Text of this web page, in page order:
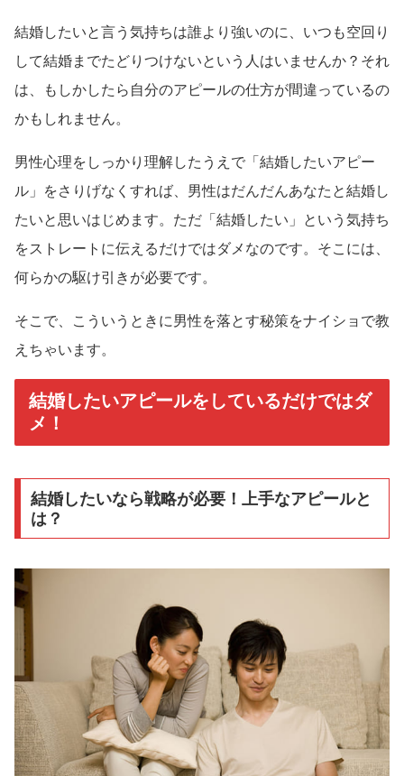
結婚したいと言う気持ちは誰より強いのに、いつも空回り
して結婚までたどりつけないという人はいませんか？それ
は、もしかしたら自分のアピールの仕方が間違っているの
かもしれません。
男性心理をしっかり理解したうえで「結婚したいアピー
ル」をさりげなくすれば、男性はだんだんあなたと結婚し
たいと思いはじめます。ただ「結婚したい」という気持ち
をストレートに伝えるだけではダメなのです。そこには、
何らかの駆け引きが必要です。
そこで、こういうときに男性を落とす秘策をナイショで教
えちゃいます。
結婚したいアピールをしているだけではダ
メ！
結婚したいなら戦略が必要！上手なアピールと
は？